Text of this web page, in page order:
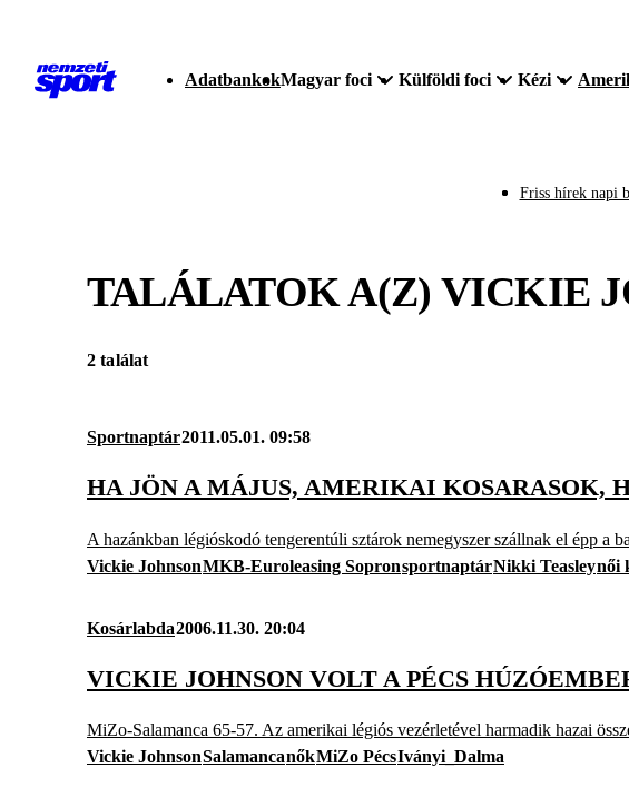
AdatbankokMagyar foci Külföldi foci Kézi
Friss hírek napi
TALÁLATOK A(Z) VICKIE
2 találat
Sportnaptár2011.05.01. 09:58
HA JÖN A MÁJUS, AMERIKAI KOSARASOK,
A hazánkban légióskodó tengerentúli sztárok nemegyszer szállnak el épp a
Vickie JohnsonMKB-Euroleasing SopronsportnaptárNikki Teasleynői
Kosárlabda2006.11.30. 20:04
VICKIE JOHNSON VOLT A PÉCS
MiZo-Salamanca 65-57. Az amerikai légiós vezérletével harmadik hazai
Vickie JohnsonSalamancanőkMiZo PécsIványi_Dalma